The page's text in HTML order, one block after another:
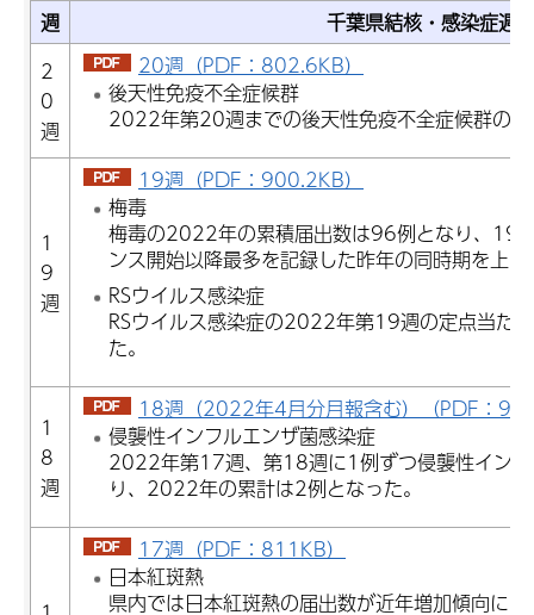
週
千葉県結核・感染症週
2
0
週
20週（PDF：802.6KB）
後天性免疫不全症候群
2022年第20週までの後天性免疫不全症候群の
1
9
週
19週（PDF：900.2KB）
梅毒
梅毒の2022年の累積届出数は96例となり、
ンス開始以降最多を記録した昨年の同時期を上
RSウイルス感染症
RSウイルス感染症の2022年第19週の定点当た
た。
1
8
週
18週（2022年4月分月報含む）（PDF：
侵襲性インフルエンザ菌感染症
2022年第17週、第18週に1例ずつ侵襲性イン
り、2022年の累計は2例となった。
17週（PDF：811KB）
日本紅斑熱
県内では日本紅斑熱の届出数が近年増加傾向に